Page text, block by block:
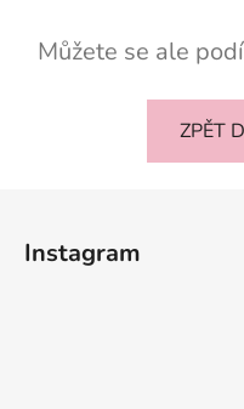
Můžete se ale
ZPĚT
Instagram